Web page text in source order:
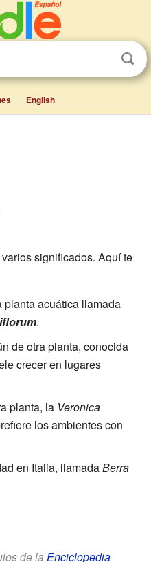
English
significados. Aquí te
planta acuática llamada
.
de otra planta, conocida
crecer en lugares
planta, la Veronica
los ambientes con
en Italia, llamadaBerra
de la Enciclopedia